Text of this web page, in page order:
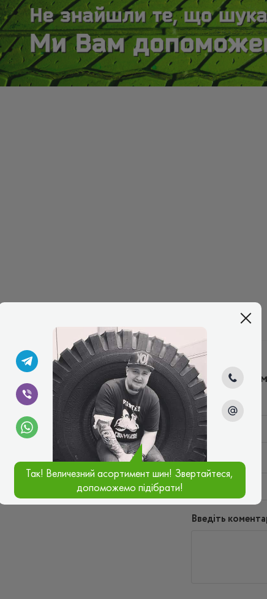
Написати
Ім'я*
Ваш e-mail*
Введіть
Так! Величезний асортимент шин! Звертайтеся,
допоможемо підібрати!